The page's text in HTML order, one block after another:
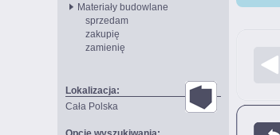
Materiały budowlane
sprzedam
zakupię
zamienię
Lokalizacja:
Cała Polska